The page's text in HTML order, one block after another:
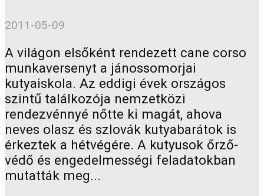
2011-05-09
A világon elsőként rendezett cane corso
munkaversenyt a jánossomorjai
kutyaiskola. Az eddigi évek országos
szintű találkozója nemzetközi
rendezvénnyé nőtte ki magát, ahova
neves olasz és szlovák kutyabarátok is
érkeztek a hétvégére. A kutyusok őrző-
védő és engedelmességi feladatokban
mutatták meg...